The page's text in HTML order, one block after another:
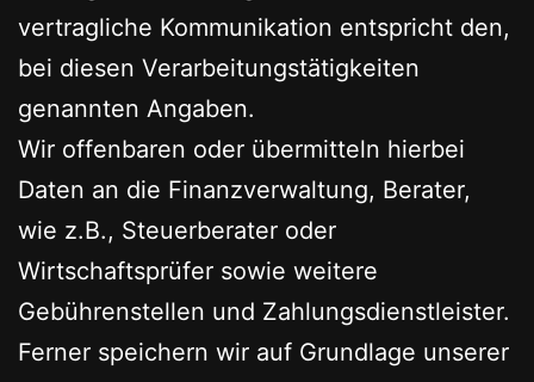
vertragliche Kommunikation entspricht den,
bei diesen Verarbeitungstätigkeiten
genannten Angaben.
Wir offenbaren oder übermitteln hierbei
Daten an die Finanzverwaltung, Berater,
wie z.B., Steuerberater oder
Wirtschaftsprüfer sowie weitere
Gebührenstellen und Zahlungsdienstleister.
Ferner speichern wir auf Grundlage unserer